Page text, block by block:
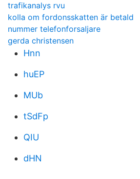
trafikanalys rvu
kolla om fordonsskatten är betald
nummer telefonforsaljare
gerda christensen
Hnn
huEP
MUb
tSdFp
QIU
dHN